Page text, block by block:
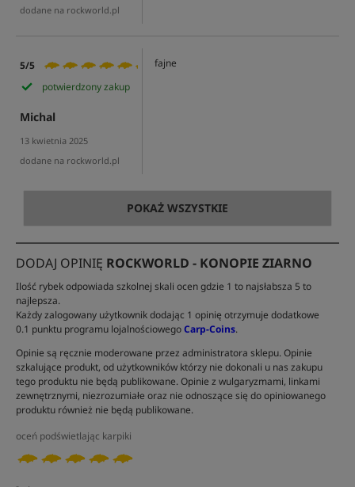
dodane na rockworld.pl
5/5
potwierdzony zakup
Michal
13 kwietnia 2025
dodane na rockworld.pl
fajne
POKAŻ WSZYSTKIE
DODAJ OPINIĘ ROCKWORLD - KONOPIE ZIARNO
Ilość rybek odpowiada szkolnej skali ocen gdzie 1 to najsłabsza 5 to
najlepsza.
Każdy zalogowany użytkownik dodając 1 opinię otrzymuje dodatkowe
0.1 punktu programu lojalnościowegoCarp-Coins.
Opinie są ręcznie moderowane przez administratora sklepu. Opinie
szkalujące produkt, od użytkowników którzy nie dokonali u nas zakupu
tego produktu nie będą publikowane. Opinie z wulgaryzmami, linkami
zewnętrznymi, niezrozumiałe oraz nie odnoszące się do opiniowanego
produktu również nie będą publikowane.
oceń podświetlając karpiki